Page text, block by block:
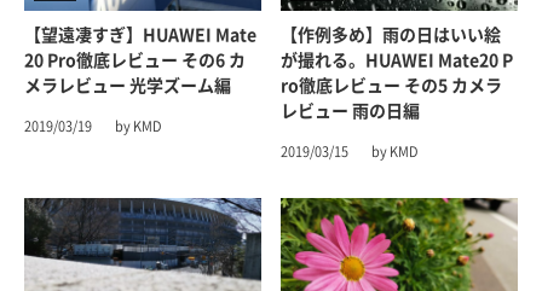
【望遠凄すぎ】HUAWEI Mate
20 Pro徹底レビュー その6 カ
メラレビュー 光学ズーム編
2019/03/19 by KMD
【作例多め】雨の日はいい絵
が撮れる。HUAWEI Mate20 P
Ro徹底レビュー その5 カメラ
レビュー 雨の日編
2019/03/15 by KMD